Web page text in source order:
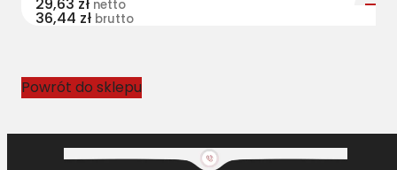
6
5
29,63 zł netto
36,44 zł brutto
Powrót do sklepu